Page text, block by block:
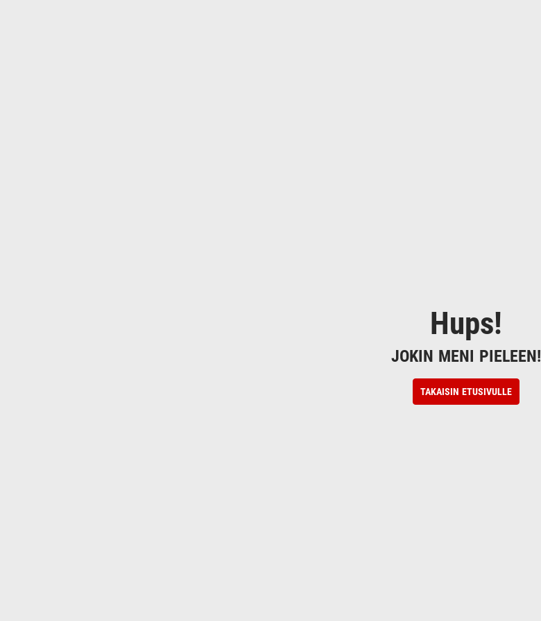
Hups!
JOKIN MENI PIELEEN!
TAKAISIN ETUSIVULLE